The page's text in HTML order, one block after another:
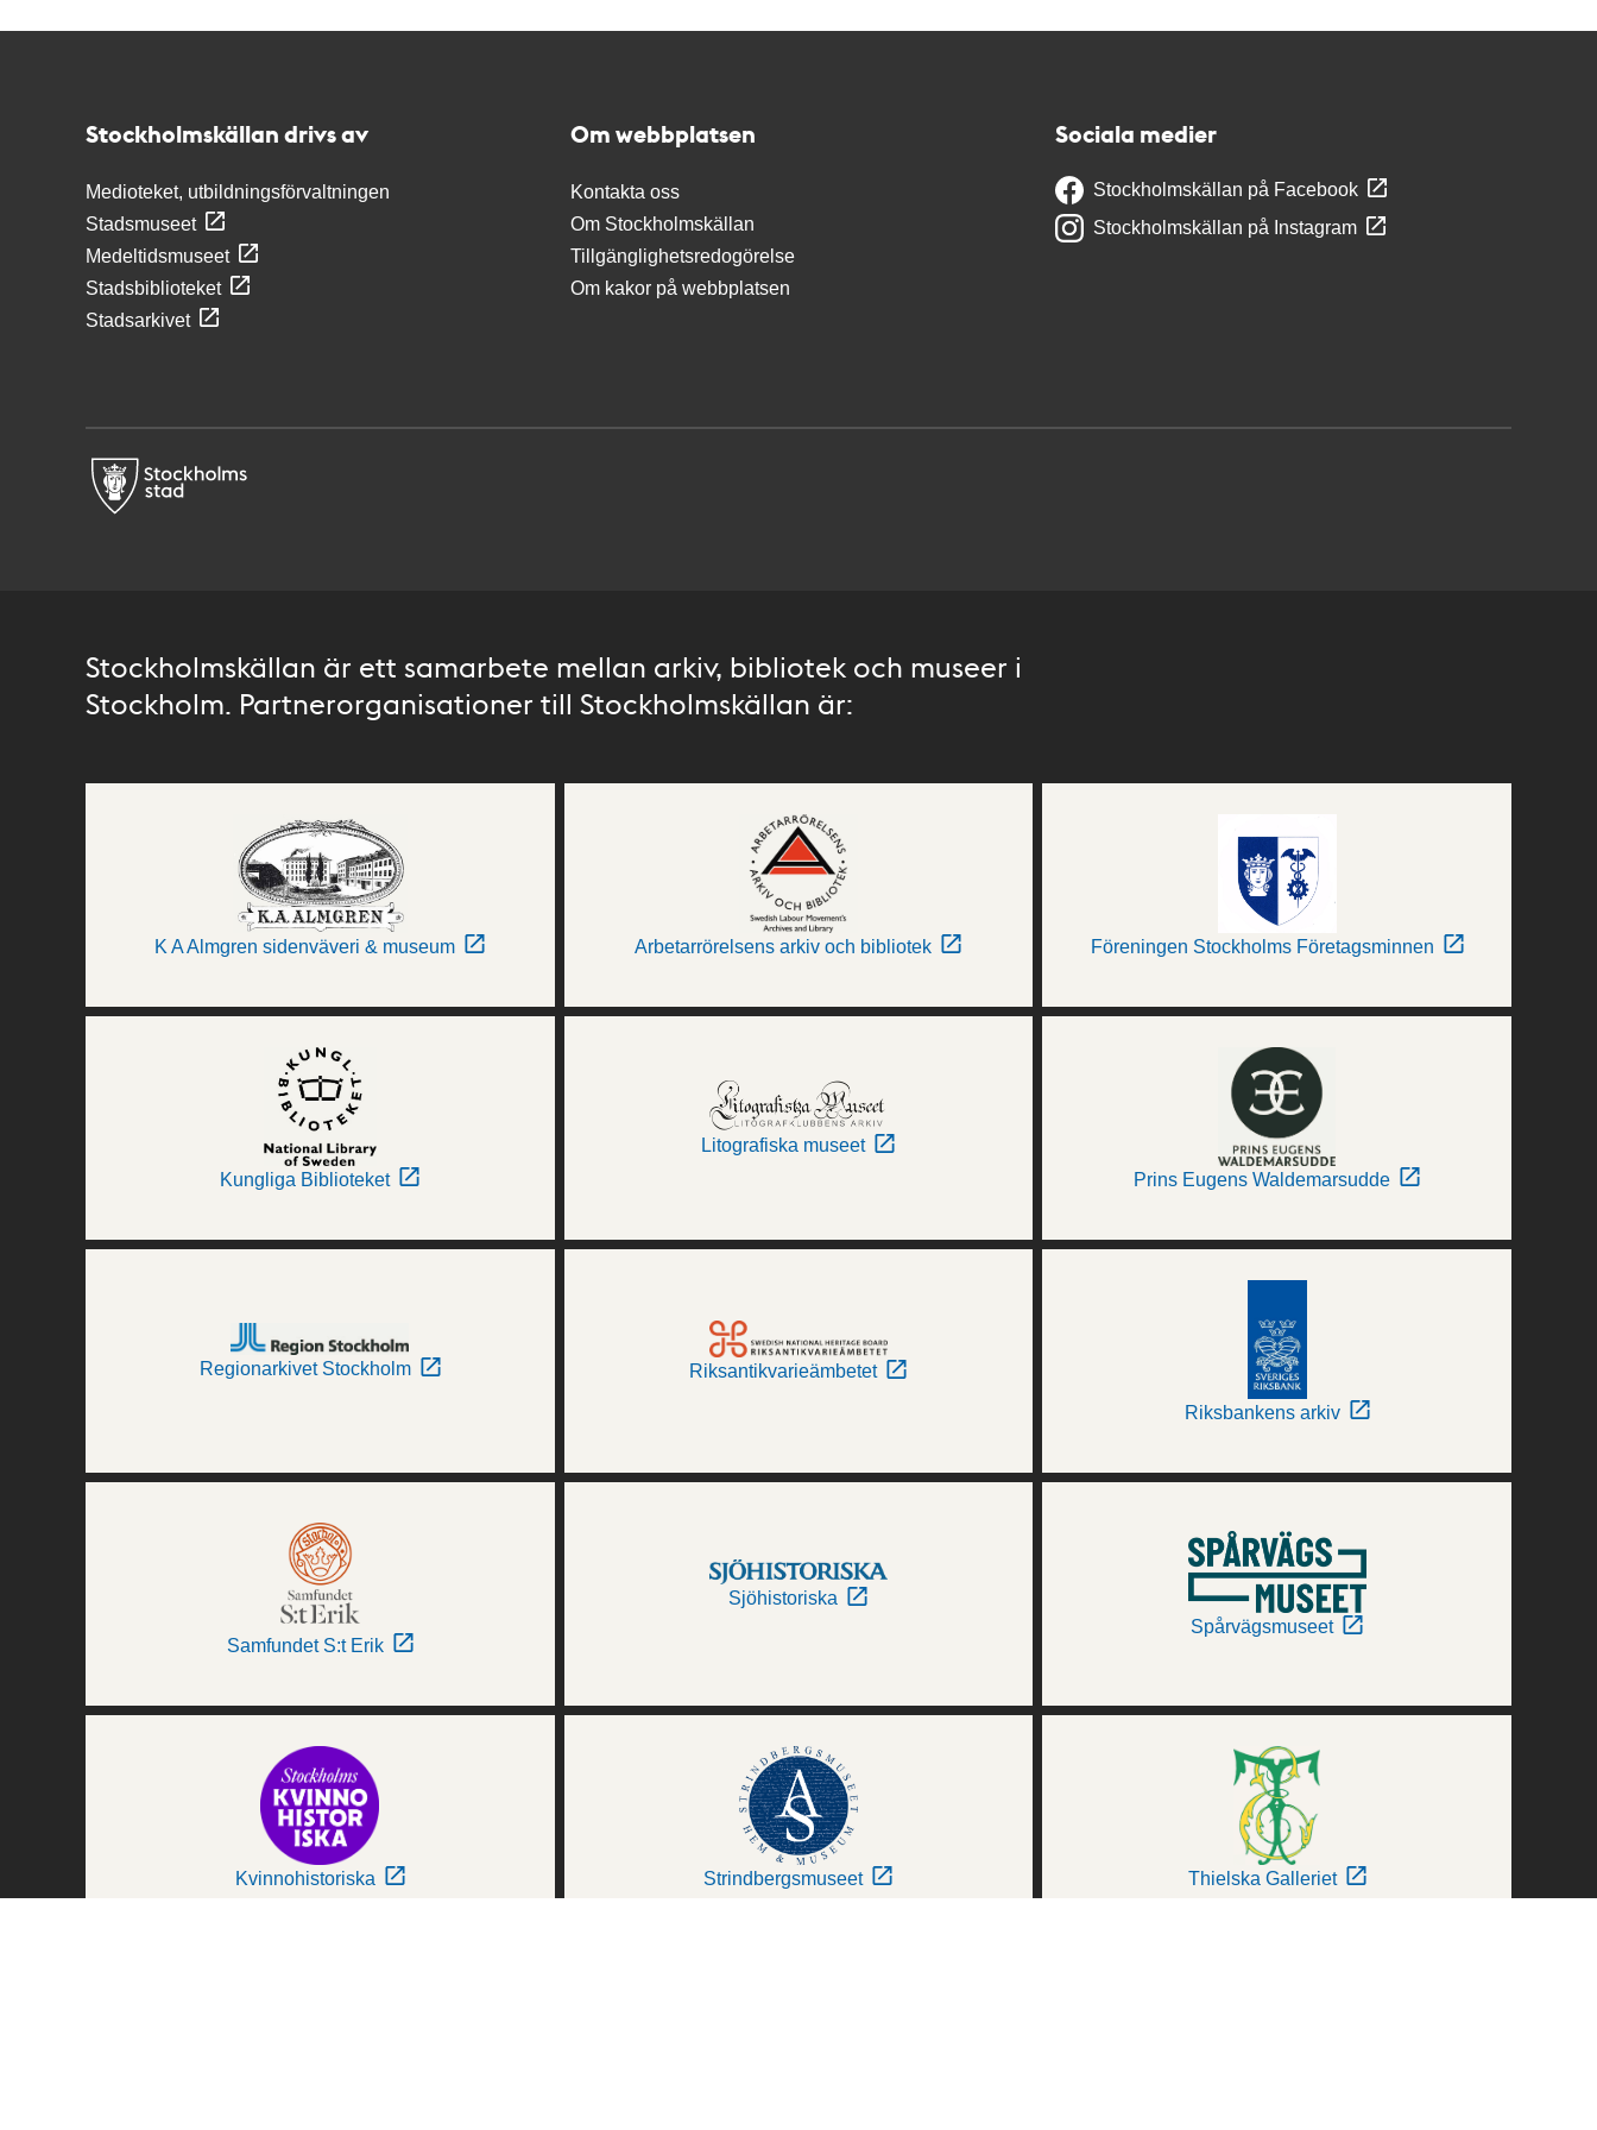
Stockholmskällan drivs av
Medioteket, utbildningsförvaltningen
Stadsmuseet
Medeltidsmuseet
Stadsbiblioteket
Stadsarkivet
Om webbplatsen
Kontakta oss
Om Stockholmskällan
Tillgänglighetsredogörelse
Om kakor på webbplatsen
Sociala medier
Stockholmskällan på Facebook
Stockholmskällan på Instagram
Stockholmskällan är ett samarbete mellan arkiv, bibliotek och museer i
Stockholm. Partnerorganisationer till Stockholmskällan är:
K A Almgren sidenväveri & museum Arbetarrörelsens arkiv och bibliotek Föreningen Stockholms Företagsminnen
Kungliga Biblioteket
Litografiska museet
Prins Eugens Waldemarsudde
Regionarkivet Stockholm Riksantikvarieämbetet
Riksbankens arkiv
Samfundet S:t Erik
Sjöhistoriska
Spårvägsmuseet
Kvinnohistoriska Strindbergsmuseet Thielska Galleriet